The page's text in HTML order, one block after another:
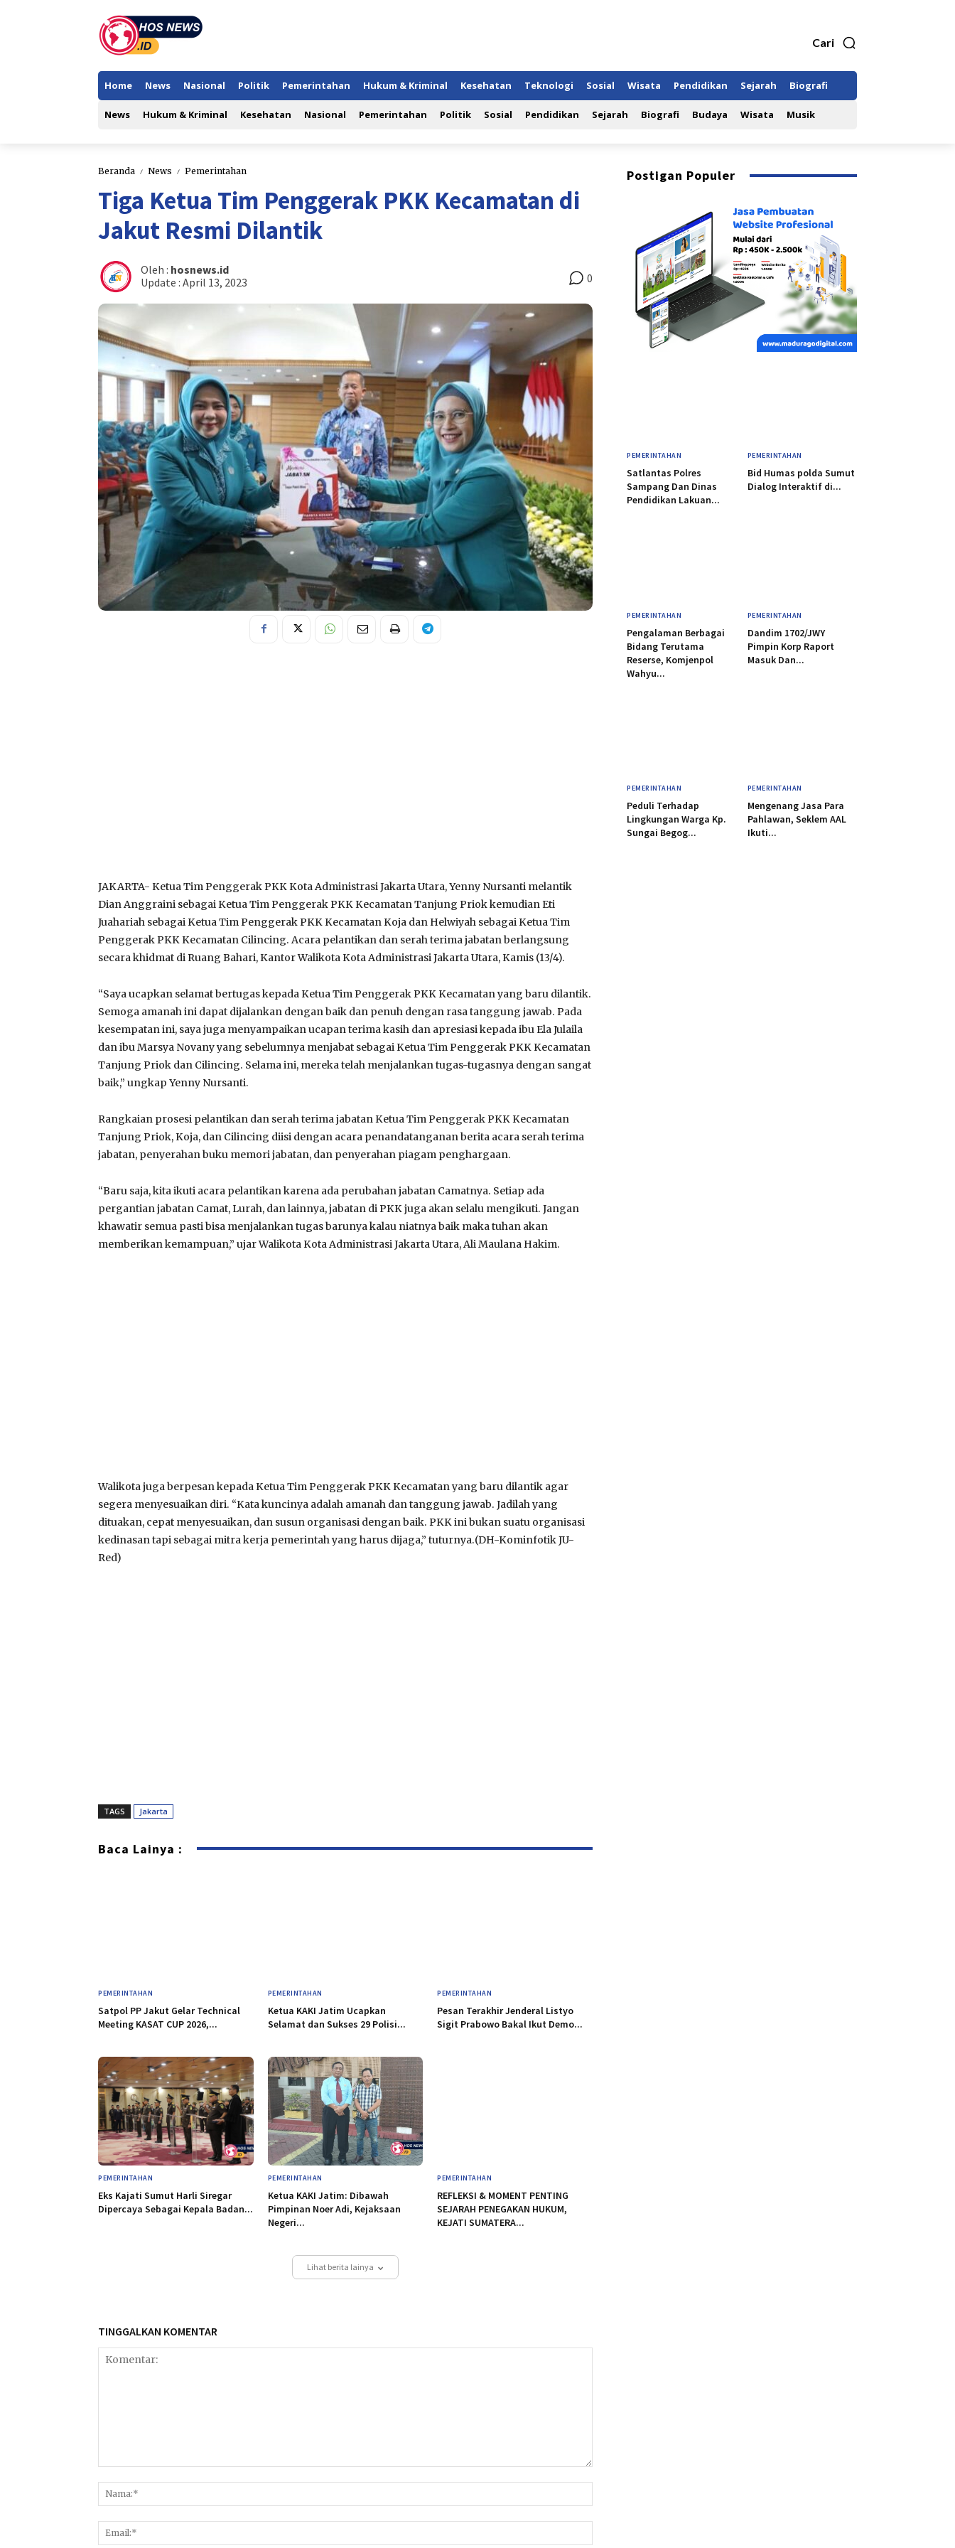
Cari
Home News Nasional Politik Pemerintahan Hukum & Kriminal Kesehatan Teknologi Sosial Wisata Pendidikan Sejarah Biografi
News Hukum & Kriminal Kesehatan Nasional Pemerintahan Politik Sosial Pendidikan Sejarah Biografi Budaya Wisata Musik
Beranda News Pemerintahan
Tiga Ketua Tim Penggerak PKK Kecamatan di
Jakut Resmi Dilantik
Oleh : hosnews.id
Update : April 13, 2023 0
JAKARTA- Ketua Tim Penggerak PKK Kota Administrasi Jakarta Utara, Yenny Nursanti melantik
Dian Anggraini sebagai Ketua Tim Penggerak PKK Kecamatan Tanjung Priok kemudian Eti
Juahariah sebagai Ketua Tim Penggerak PKK Kecamatan Koja dan Helwiyah sebagai Ketua Tim
Penggerak PKK Kecamatan Cilincing. Acara pelantikan dan serah terima jabatan berlangsung
secara khidmat di Ruang Bahari, Kantor Walikota Kota Administrasi Jakarta Utara, Kamis (13/4).
“Saya ucapkan selamat bertugas kepada Ketua Tim Penggerak PKK Kecamatan yang baru dilantik.
Semoga amanah ini dapat dijalankan dengan baik dan penuh dengan rasa tanggung jawab. Pada
kesempatan ini, saya juga menyampaikan ucapan terima kasih dan apresiasi kepada ibu Ela Julaila
dan ibu Marsya Novany yang sebelumnya menjabat sebagai Ketua Tim Penggerak PKK Kecamatan
Tanjung Priok dan Cilincing. Selama ini, mereka telah menjalankan tugas-tugasnya dengan sangat
baik,” ungkap Yenny Nursanti.
Rangkaian prosesi pelantikan dan serah terima jabatan Ketua Tim Penggerak PKK Kecamatan
Tanjung Priok, Koja, dan Cilincing diisi dengan acara penandatanganan berita acara serah terima
jabatan, penyerahan buku memori jabatan, dan penyerahan piagam penghargaan.
“Baru saja, kita ikuti acara pelantikan karena ada perubahan jabatan Camatnya. Setiap ada
pergantian jabatan Camat, Lurah, dan lainnya, jabatan di PKK juga akan selalu mengikuti. Jangan
khawatir semua pasti bisa menjalankan tugas barunya kalau niatnya baik maka tuhan akan
memberikan kemampuan,” ujar Walikota Kota Administrasi Jakarta Utara, Ali Maulana Hakim.
Walikota juga berpesan kepada Ketua Tim Penggerak PKK Kecamatan yang baru dilantik agar
segera menyesuaikan diri. “Kata kuncinya adalah amanah dan tanggung jawab. Jadilah yang
dituakan, cepat menyesuaikan, dan susun organisasi dengan baik. PKK ini bukan suatu organisasi
kedinasan tapi sebagai mitra kerja pemerintah yang harus dijaga,” tuturnya.(DH-Kominfotik JU-
Red)
TAGS Jakarta
Baca Lainya :
PEMERINTAHAN
Satpol PP Jakut Gelar Technical
Meeting KASAT CUP 2026,...
PEMERINTAHAN
Ketua KAKI Jatim Ucapkan
Selamat dan Sukses 29 Polisi...
PEMERINTAHAN
Pesan Terakhir Jenderal Listyo
Sigit Prabowo Bakal Ikut Demo...
PEMERINTAHAN
Eks Kajati Sumut Harli Siregar
Dipercaya Sebagai Kepala Badan...
PEMERINTAHAN
Ketua KAKI Jatim: Dibawah
Pimpinan Noer Adi, Kejaksaan
Negeri...
PEMERINTAHAN
REFLEKSI & MOMENT PENTING
SEJARAH PENEGAKAN HUKUM,
KEJATI SUMATERA...
Lihat berita lainya
TINGGALKAN KOMENTAR
Postigan Populer
PEMERINTAHAN
Satlantas Polres
Sampang Dan Dinas
Pendidikan Lakuan...
PEMERINTAHAN
Bid Humas polda Sumut
Dialog Interaktif di...
PEMERINTAHAN
Pengalaman Berbagai
Bidang Terutama
Reserse, Komjenpol
Wahyu...
PEMERINTAHAN
Dandim 1702/JWY
Pimpin Korp Raport
Masuk Dan...
PEMERINTAHAN
Peduli Terhadap
Lingkungan Warga Kp.
Sungai Begog...
PEMERINTAHAN
Mengenang Jasa Para
Pahlawan, Seklem AAL
Ikuti...